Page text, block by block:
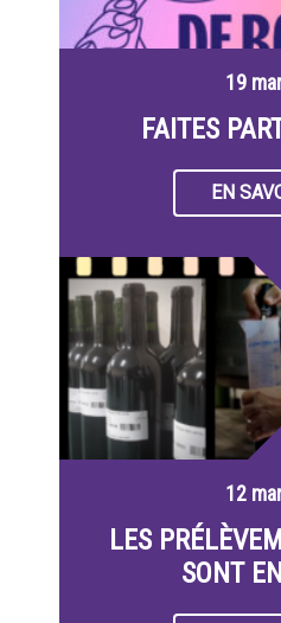
19
FAITES
EN
12
LES
SONT